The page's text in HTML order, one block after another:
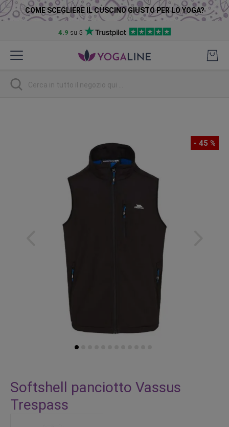
COME SCEGLIERE IL CUSCINO GIUSTO PER LO YOGA?
4.9 su 5
al
Ricerca
- 45 %
all'inizio
della
galleria
Softshell panciotto Vassus
Trespass